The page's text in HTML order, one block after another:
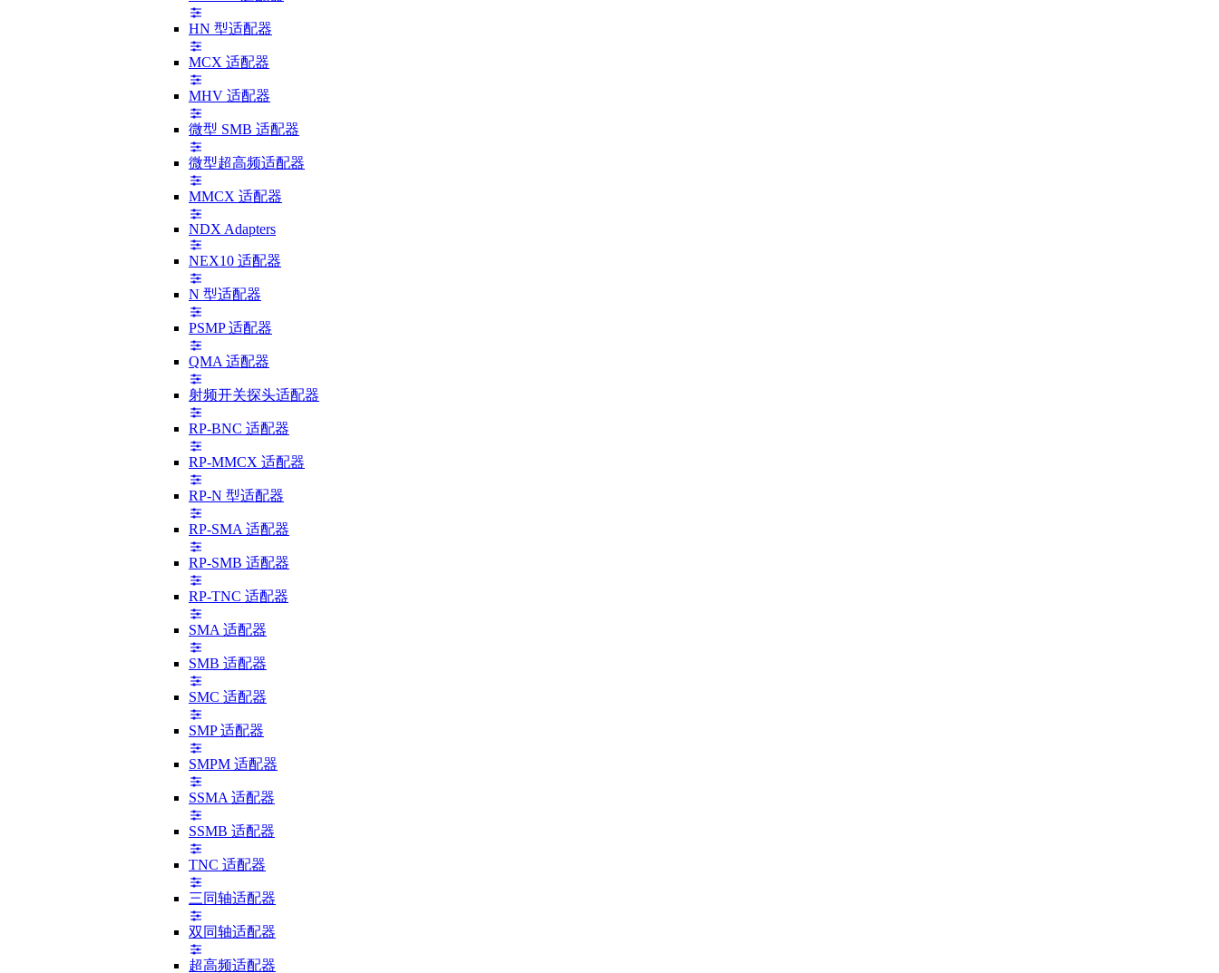
HN 型适配器
MCX 适配器
MHV 适配器
微型 SMB 适配器
微型超高频适配器
MMCX 适配器
NDX Adapters
NEX10 适配器
N 型适配器
PSMP 适配器
QMA 适配器
射频开关探头适配器
RP-BNC 适配器
RP-MMCX 适配器
RP-N 型适配器
RP-SMA 适配器
RP-SMB 适配器
RP-TNC 适配器
SMA 适配器
SMB 适配器
SMC 适配器
SMP 适配器
SMPM 适配器
SSMA 适配器
SSMB 适配器
TNC 适配器
三同轴适配器
双同轴适配器
超高频适配器